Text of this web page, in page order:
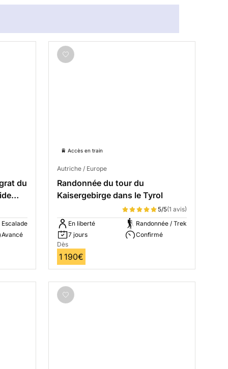
du
Escalade
Avancé
🚆 Accès en train
Autriche / Europe
Randonnée du tour du
Kaisergebirge dans le Tyrol
5/5(1 avis)
En liberté
7 jours
Randonnée / Trek
Confirmé
Dès
1 190€